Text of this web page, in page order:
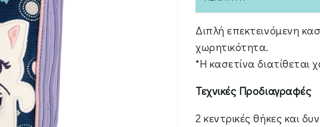
Διπλή επεκτεινόμενη
χωρητικότητα.
*Η κασετίνα διατίθεται
Τεχνικές Προδιαγραφές
2 κεντρικές θήκες και